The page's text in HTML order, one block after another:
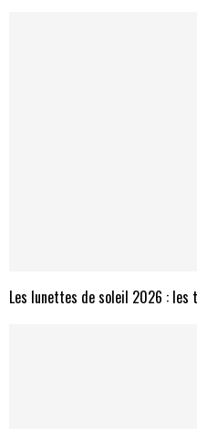
Les lunettes de soleil 2026 : les